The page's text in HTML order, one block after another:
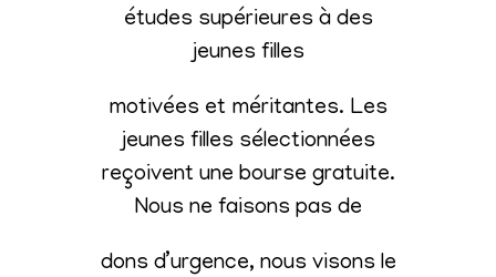
études supérieures à des
jeunes filles
motivées et méritantes. Les
jeunes filles sélectionnées
reçoivent une bourse gratuite.
Nous ne faisons pas de
dons d’urgence, nous visons le